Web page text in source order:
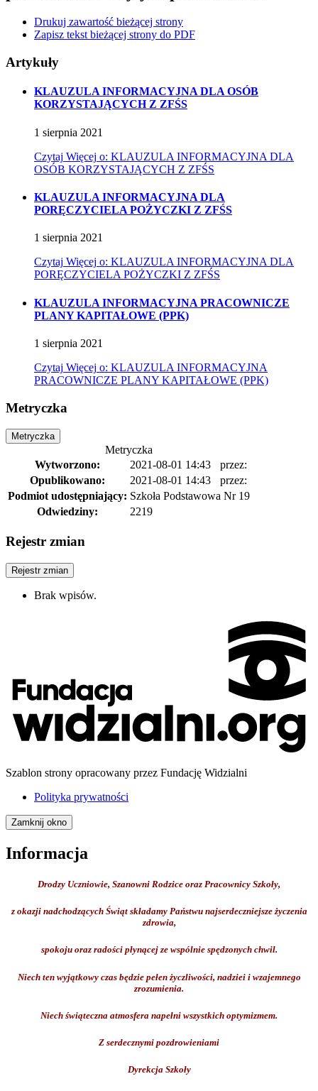
Drukuj zawartość bieżącej strony
Zapisz tekst bieżącej strony do PDF
Artykuły
KLAUZULA INFORMACYJNA DLA OSÓB
KORZYSTAJĄCYCH Z ZFŚS
1 sierpnia 2021
Czytaj Więcej o: KLAUZULA INFORMACYJNA DLA
OSÓB KORZYSTAJĄCYCH Z ZFŚS
KLAUZULA INFORMACYJNA DLA
PORĘCZYCIELA POŻYCZKI Z ZFŚS
1 sierpnia 2021
Czytaj Więcej o: KLAUZULA INFORMACYJNA DLA
PORĘCZYCIELA POŻYCZKI Z ZFŚS
KLAUZULA INFORMACYJNA PRACOWNICZE
PLANY KAPITAŁOWE (PPK)
1 sierpnia 2021
Czytaj Więcej o: KLAUZULA INFORMACYJNA
PRACOWNICZE PLANY KAPITAŁOWE (PPK)
Metryczka
Metryczka
Metryczka
Wytworzono:
2021-08-01 14:43
przez:
Opublikowano:
2021-08-01 14:43
przez:
Podmiot udostępniający: Szkoła Podstawowa Nr 19
Odwiedziny:
2219
Rejestr zmian
Rejestr zmian
Brak wpisów.
Szablon strony opracowany przez Fundację Widzialni
Polityka prywatności
Zamknij okno
Informacja
Drodzy Uczniowie, Szanowni Rodzice oraz Pracownicy Szkoły,
z okazji nadchodzących Świąt składamy Państwu najserdeczniejsze życzenia
zdrowia,
spokoju oraz radości płynącej ze wspólnie spędzonych chwil.
Niech ten wyjątkowy czas będzie pełen życzliwości, nadziei i wzajemnego
zrozumienia.
Niech świąteczna atmosfera napełni wszystkich optymizmem.
Z serdecznymi pozdrowieniami
Dyrekcja Szkoły